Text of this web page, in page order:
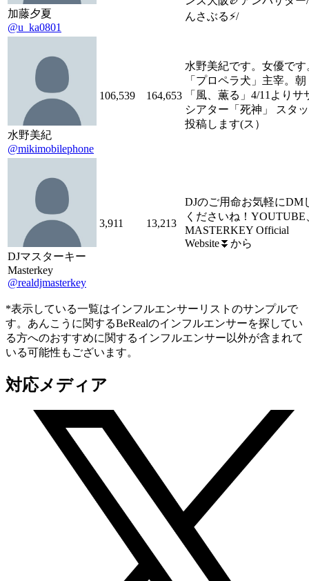
加藤夕夏
@u_ka0801
んさぶる⚡️/
水野美紀
@mikimobilephone
106,539 164,653
水野美紀です。女優です
「プロペラ犬」主宰。
「風、薫る」4/11よりサ
シアター「死神」 スタ
投稿します(ス）
DJマスターキー
Masterkey
@realdjmasterkey
3,911 13,213
DJのご用命お気軽にDM
くださいね！YOUTUBE
MASTERKEY Official
Website⏬から
*表示している一覧はインフルエンサーリストのサンプルで
す。あんこうに関するBeRealのインフルエンサーを探してい
る方へのおすすめに関するインフルエンサー以外が含まれて
いる可能性もございます。
対応メディア